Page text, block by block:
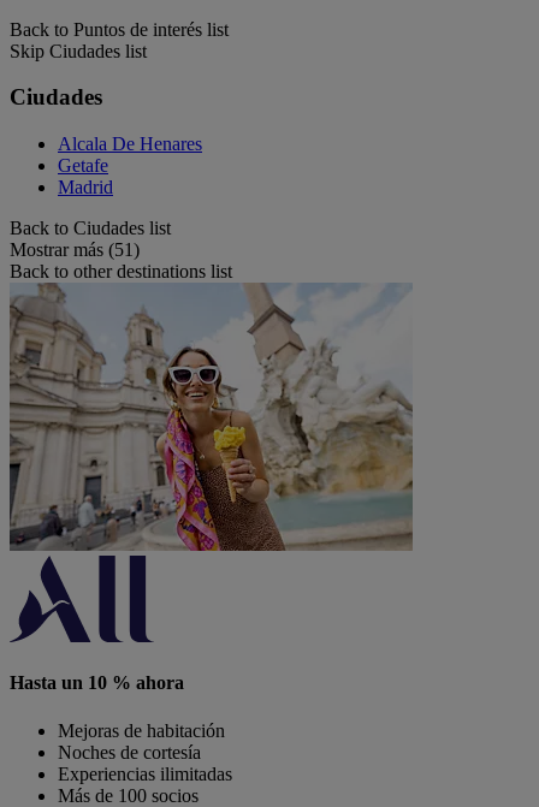
Back to Puntos de interés list
Skip Ciudades list
Ciudades
Alcala De Henares
Getafe
Madrid
Back to Ciudades list
Mostrar más (51)
Back to other destinations list
Hasta un 10 % ahora
Mejoras de habitación
Noches de cortesía
Experiencias ilimitadas
Más de 100 socios